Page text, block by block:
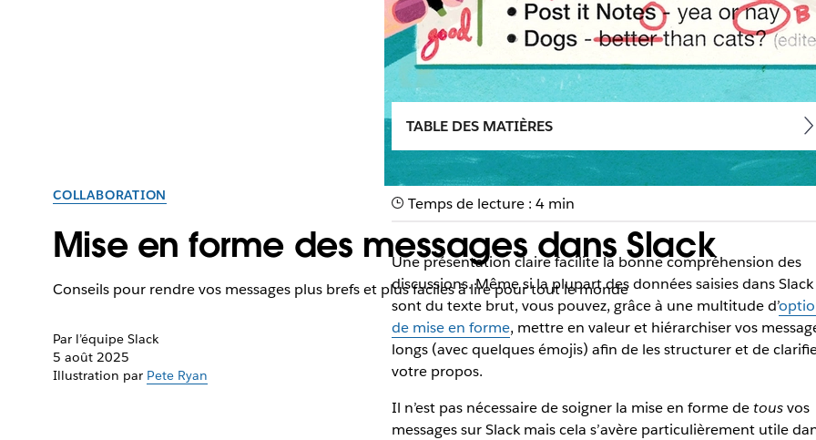
COLLABORATION
Mise en forme des messages dans Slack
Conseils pour rendre vos messages plus brefs et plus faciles à lire pour tout le monde
Par l’équipe Slack
5 août 2025
Illustration par Pete Ryan
TABLE DES MATIÈRES
Temps de lecture : 4 min
Une présentation claire facilite la bonne compréhension des
discussions. Même si la plupart des données saisies dans Slack
sont du texte brut, vous pouvez, grâce à une multitude d’
de mise en forme, mettre en valeur et hiérarchiser vos
longs (avec quelques émojis) afin de les structurer et de
votre propos.
Il n’est pas nécessaire de soigner la mise en forme detousvos
messages sur Slack mais cela s’avère particulièrement utile